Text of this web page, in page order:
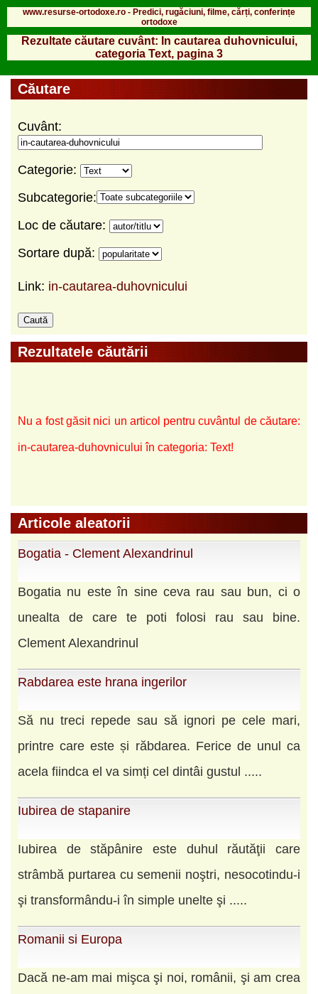
www.resurse-ortodoxe.ro - Predici, rugăciuni, filme, cărți, conferințe
ortodoxe
Rezultate căutare cuvânt: In cautarea duhovnicului,
categoria Text, pagina 3
Căutare
Cuvânt:
Categorie:
Subcategorie:
Loc de căutare:
Sortare după:
Link: in-cautarea-duhovnicului
Rezultatele căutării
Nu a fost găsit nici un articol pentru cuvântul de căutare:
in-cautarea-duhovnicului în categoria: Text!
Articole aleatorii
Bogatia - Clement Alexandrinul
Bogatia nu este în sine ceva rau sau bun, ci o
unealta de care te poti folosi rau sau bine.
Clement Alexandrinul
Rabdarea este hrana ingerilor
Să nu treci repede sau să ignori pe cele mari,
printre care este și răbdarea. Ferice de unul ca
acela fiindca el va simți cel dintâi gustul .....
Iubirea de stapanire
Iubirea de stăpânire este duhul răutăţii care
strâmbă purtarea cu semenii noştri, nesocotindu-i
şi transformându-i în simple unelte şi .....
Romanii si Europa
Dacă ne-am mai mişca şi noi, românii, şi am crea